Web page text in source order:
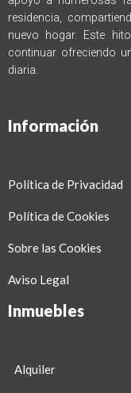
residencia,
nuevo hogar. Este
continuar ofreciendo
diaria.
Información
Política de Privacidad
Política de Cookies
Sobre las Cookies
Aviso Legal
Inmuebles
Alquiler